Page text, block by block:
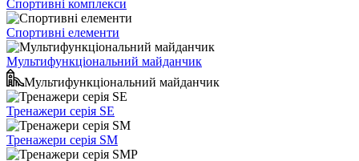
Спортивні комплекси
Спортивні елементи
Мультифункціональний майданчик
Мультифункціональний майданчик
Тренажери серія SE
Тренажери серія SM